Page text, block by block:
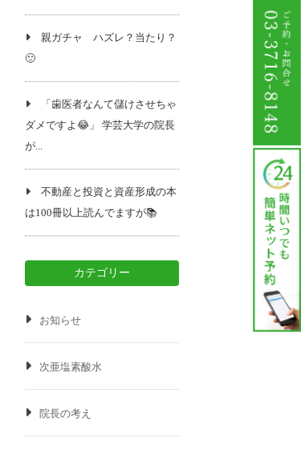
親ガチャ ハズレ？当たり？
🙂
「歯医者なんて儲けさせちゃ
ダメですよ😂」 学芸大学の院長
が...
不動産と投資と資産形成の本
は100冊以上読んでますが📚️
カテゴリー
お知らせ
次亜塩素酸水
院長の考え